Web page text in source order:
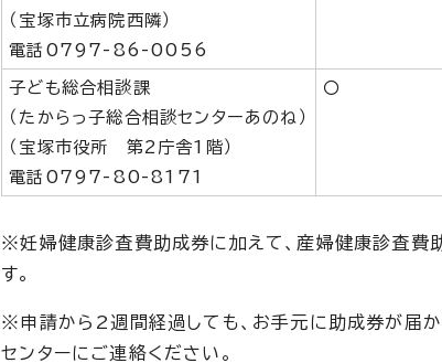
（宝塚市立病院西隣）
電話0797-86-0056
子ども総合相談課
（たからっ子総合相談センターあのね）
（宝塚市役所 第2庁舎1階）
電話0797-80-8171
〇
※妊婦健康診査費助成券に加えて、産婦健康診査費
す。
※申請から2週間経過しても、お手元に助成券が届
センターにご連絡ください。